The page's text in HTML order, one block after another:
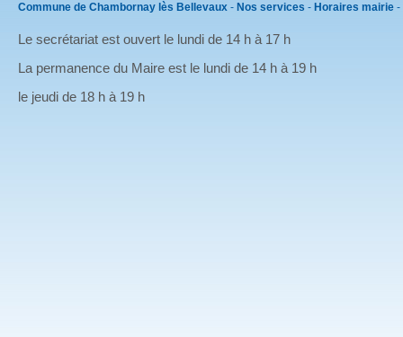
Commune de Chambornay lès Bellevaux - Nos services - Horaires mairie -
Le secrétariat est ouvert le lundi de 14 h à 17 h
La permanence du Maire est le lundi de 14 h à 19 h
le jeudi de 18 h à 19 h